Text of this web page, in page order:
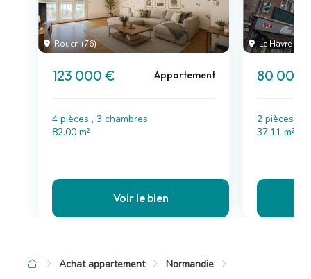
Rouen (76)
123 000 € Appartement
4 pièces , 3 chambres
82.00 m²
Voir le bien
Le Havre (76)
80 000
2 pièces , 1
37.11 m²
Achat appartement
Normandie